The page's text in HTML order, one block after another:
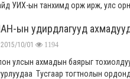
УИХ-ын танхимд орж ирж, улс
ын удирдлагууд
10/01 1194
улсын ахмадын баярыг
Тусгаар тогтнолын